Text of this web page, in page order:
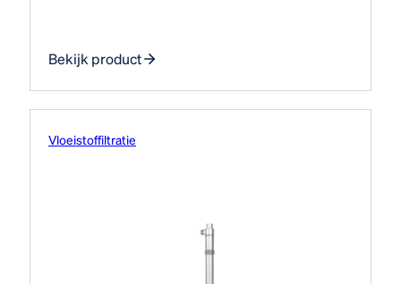
Bekijk product
Vloeistof­filtratie